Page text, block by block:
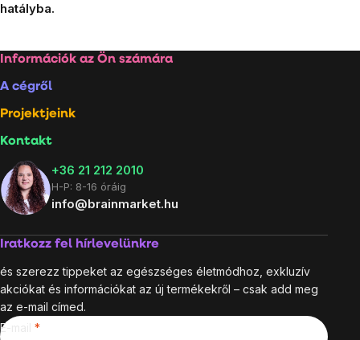
hatályba.
Lábléc
Információk az Ön számára
A cégről
Projektjeink
Kontakt
+36 21 212 2010
H-P: 8-16 óráig
info@brainmarket.hu
Iratkozz fel hírlevelünkre
és szerezz tippeket az egészséges életmódhoz, exkluzív
akciókat és információkat az új termékekről – csak add meg
az e-mail címed.
E-mail